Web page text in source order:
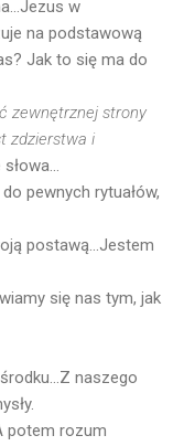
w
na podstawową
Jak to się ma do
zewnętrznej strony
zdzierstwa i
pewnych rytuałów,
postawą...Jestem
się nas tym, jak
naszego
potem rozum